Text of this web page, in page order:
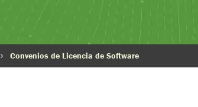
Convenios de Licencia de Software